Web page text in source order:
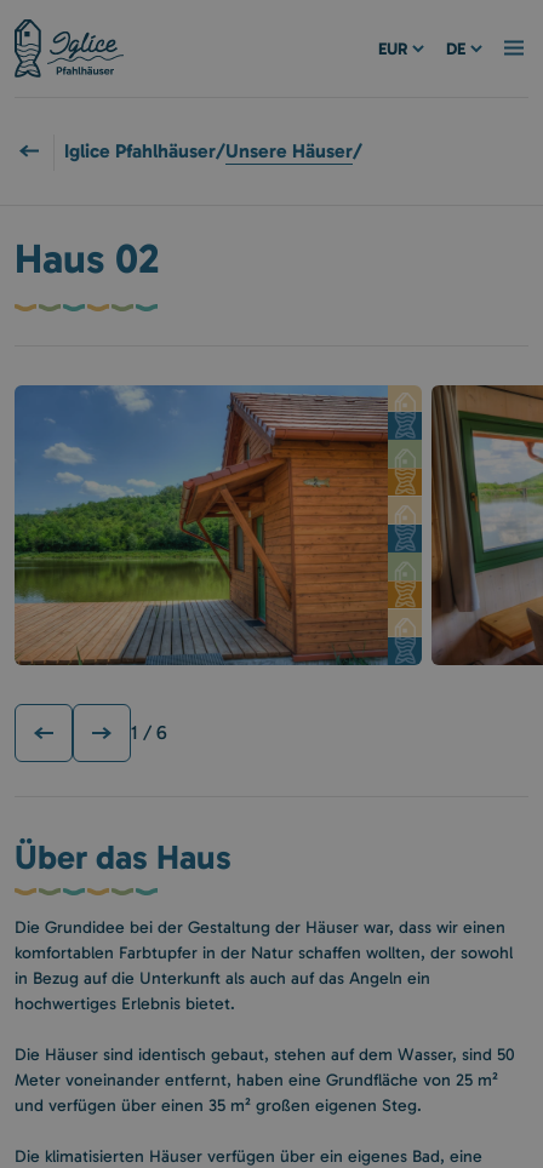
EUR DE
Iglice Pfahlhäuser/Unsere Häuser/
Haus 02
1 / 6
Über das Haus
Die Grundidee bei der Gestaltung der Häuser war, dass wir einen
komfortablen Farbtupfer in der Natur schaffen wollten, der sowohl
in Bezug auf die Unterkunft als auch auf das Angeln ein
hochwertiges Erlebnis bietet.
Die Häuser sind identisch gebaut, stehen auf dem Wasser, sind 50
Meter voneinander entfernt, haben eine Grundfläche von 25 m²
und verfügen über einen 35 m² großen eigenen Steg.
Die klimatisierten Häuser verfügen über ein eigenes Bad, eine